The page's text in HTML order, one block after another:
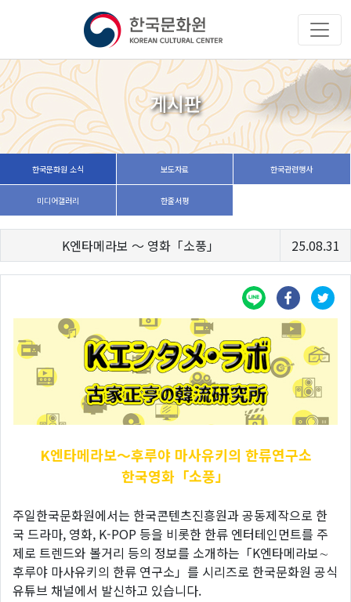
게시판
한국문화원 소식 보도자료 한국관련행사
미디어갤러리 한줄서평
K엔타메라보 ～ 영화「소풍」 25.08.31
K엔타메라보～후루야 마사유키의 한류연구소
한국영화「소풍」
주일한국문화원에서는 한국콘텐츠진흥원과 공동제작으로 한
국 드라마, 영화, K-POP 등을 비롯한 한류 엔터테인먼트를 주
제로 트렌드와 볼거리 등의 정보를 소개하는「K엔타메라보∼
후루야 마사유키의 한류 연구소」를 시리즈로 한국문화원 공식
유튜브 채널에서 발신하고 있습니다.